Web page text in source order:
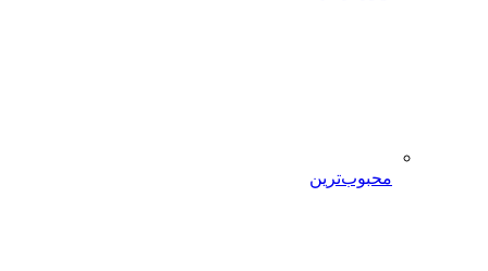
محبوب‌ترین